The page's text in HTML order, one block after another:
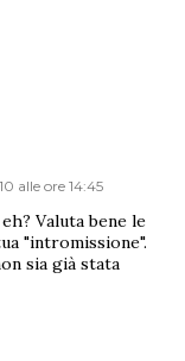
alle ore 14:45
Valuta bene le
"intromissione".
sia già stata